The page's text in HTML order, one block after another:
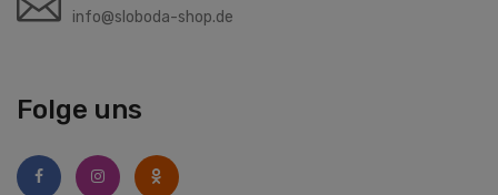
Folge uns
info@sloboda-shop.de